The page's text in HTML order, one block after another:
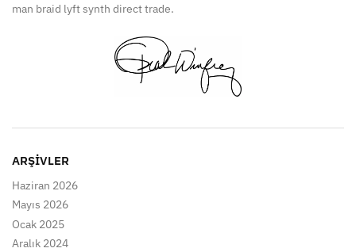
man braid lyft synth direct trade.
ARŞIVLER
Haziran 2026
Mayıs 2026
Ocak 2025
Aralık 2024